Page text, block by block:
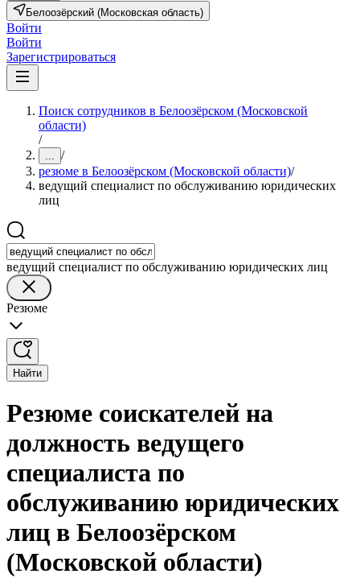
Белоозёрский (Московская область)
Войти
Войти
Зарегистрироваться
Поиск сотрудников в Белоозёрском (Московской
области)
/
... /
резюме в Белоозёрском (Московской области)/
ведущий специалист по обслуживанию юридических
лиц
ведущий специалист по обслуживанию юридических лиц
Резюме
Найти
Резюме соискателей на
должность ведущего
специалиста по
обслуживанию юридических
лиц в Белоозёрском
(Московской области)